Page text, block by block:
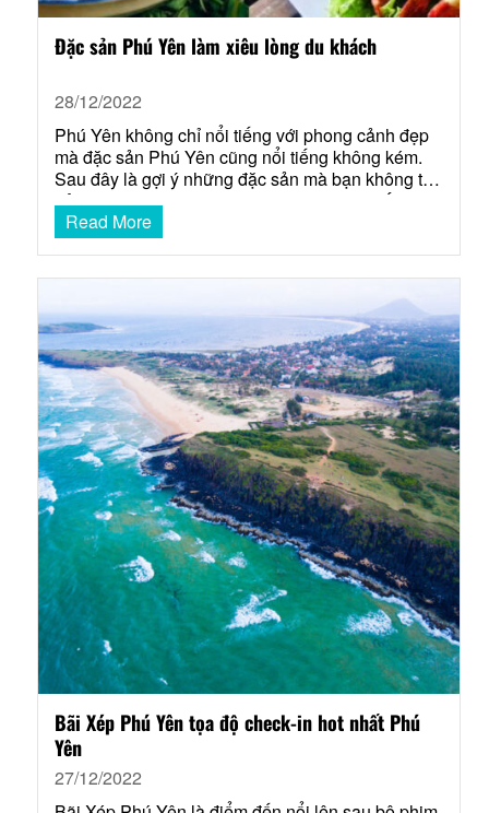
Đặc sản Phú Yên làm xiêu lòng du khách
28/12/2022
Phú Yên không chỉ nổi tiếng với phong cảnh đẹp
mà đặc sản Phú Yên cũng nổi tiếng không kém.
Sau đây là gợi ý những đặc sản mà bạn không thể
bỏ qua trong hành trình du lịch Phú Yên. Mắt cá
ngừ đại dương – Đặc sản Phú Yên Mắt cá ngừ
đại…
Read More
Bãi Xép Phú Yên tọa độ check-in hot nhất Phú
Yên
27/12/2022